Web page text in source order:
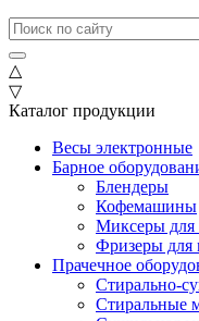
△
▽
Каталог продукции
Весы электронные
Барное
Блендеры
Кофемашины
Миксеры для
Фризеры для
Прачечное
Стирально-
Стиральные